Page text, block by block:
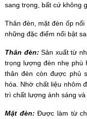
sang trọng, bất cứ không
Thân đèn, mặt đèn ốp
những đặc điểm nổi bật
Thân đèn: Sản xuất từ
trọng lượng đèn nhẹ phù
thân đèn còn được phủ
hóa. Nhờ chất liệu nhôm
trì chất lượng ánh sáng và
Mặt đèn: Được làm từ